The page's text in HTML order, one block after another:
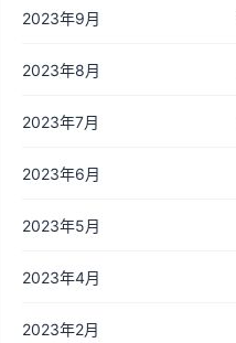
2023年9月
2023年8月
2023年7月
2023年6月
2023年5月
2023年4月
2023年2月